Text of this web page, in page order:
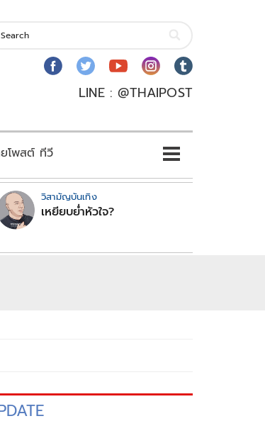
LINE : @THAIPOST
โพสต์ ทีวี
วิสามัญบันเทิง
เหยียบย่ำหัวใจ?